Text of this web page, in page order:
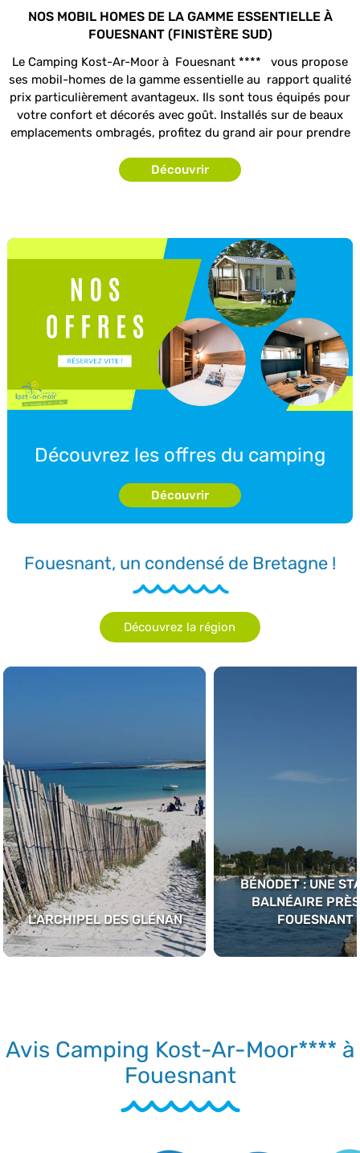
NOS MOBIL HOMES DE LA GAMME ESSENTIELLE À
FOUESNANT (FINISTÈRE SUD)
Le Camping Kost-Ar-Moor à Fouesnant **** vous propose
ses mobil-homes de la gamme essentielle au rapport qualité
prix particulièrement avantageux. Ils sont tous équipés pour
votre confort et décorés avec goût. Installés sur de beaux
emplacements ombragés, profitez du grand air pour prendre
Découvrir
Découvrez les offres du camping
Découvrir
Fouesnant, un condensé de Bretagne !
Découvrez la région
L'ARCHIPEL DES GLÉNAN
BÉNODET : UNE
BALNÉAIRE
FOUESNANT
Avis Camping Kost-Ar-Moor**** à
Fouesnant